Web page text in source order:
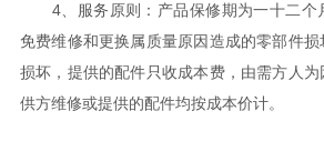
4、服务原则：产品保修期为一十二个
免费维修和更换属质量原因造成的零部件
损坏，提供的配件只收成本费，由需方人为
供方维修或提供的配件均按成本价计。